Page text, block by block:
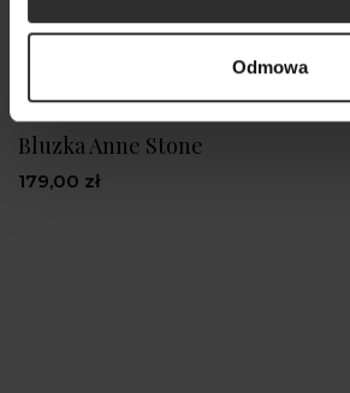
Odmowa
Bluzka Anne Stone
179,00 zł